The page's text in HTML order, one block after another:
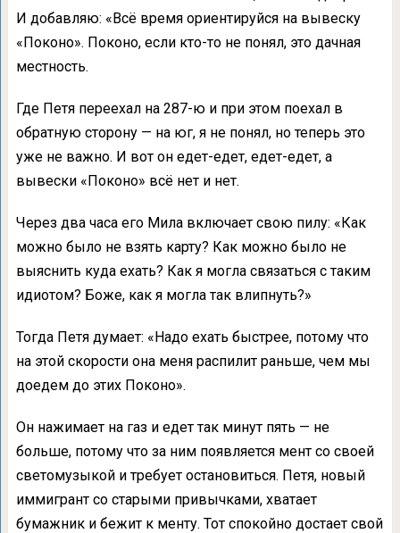
И добавляю: «Всё время ориентируйся на вывеску
«Поконо». Поконо, если кто-то не понял, это дачная
местность.
Где Петя переехал на 287-ю и при этом поехал в
обратную сторону — на юг, я не понял, но теперь это
уже не важно. И вот он едет-едет, едет-едет, а
вывески «Поконо» всё нет и нет.
Через два часа его Мила включает свою пилу: «Как
можно было не взять карту? Как можно было не
выяснить куда ехать? Как я могла связаться с таким
идиотом? Боже, как я могла так влипнуть?»
Тогда Петя думает: «Надо ехать быстрее, потому что
на этой скорости она меня распилит раньше, чем мы
доедем до этих Поконо».
Он нажимает на газ и едет так минут пять — не
больше, потому что за ним появляется мент со своей
светомузыкой и требует остановиться. Петя, новый
иммигрант со старыми привычками, хватает
бумажник и бежит к менту. Тот спокойно достает свой